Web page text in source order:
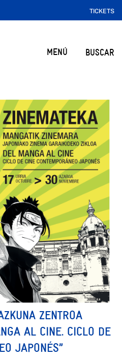
TICKETS
MENÚ BUSCAR
ZENTROA
AL CINE. CICLO DE
JAPONÉS”